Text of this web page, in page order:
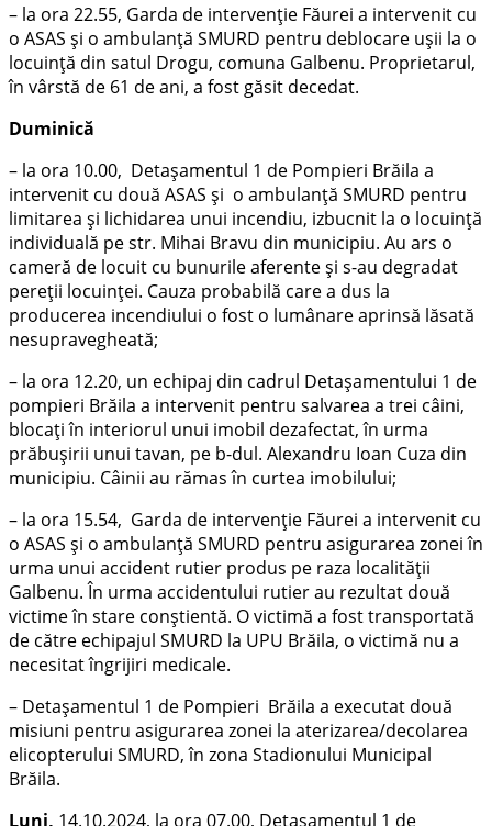
– la ora 22.55, Garda de intervenție Făurei a intervenit cu
o ASAS și o ambulanță SMURD pentru deblocare ușii la o
locuință din satul Drogu, comuna Galbenu. Proprietarul,
în vârstă de 61 de ani, a fost găsit decedat.
Duminică
– la ora 10.00, Detaşamentul 1 de Pompieri Brăila a
intervenit cu două ASAS și o ambulanță SMURD pentru
limitarea și lichidarea unui incendiu, izbucnit la o locuință
individuală pe str. Mihai Bravu din municipiu. Au ars o
cameră de locuit cu bunurile aferente și s-au degradat
pereții locuinței. Cauza probabilă care a dus la
producerea incendiului o fost o lumânare aprinsă lăsată
nesupravegheată;
– la ora 12.20, un echipaj din cadrul Detaşamentului 1 de
pompieri Brăila a intervenit pentru salvarea a trei câini,
blocați în interiorul unui imobil dezafectat, în urma
prăbușirii unui tavan, pe b-dul. Alexandru Ioan Cuza din
municipiu. Câinii au rămas în curtea imobilului;
– la ora 15.54, Garda de intervenție Făurei a intervenit cu
o ASAS și o ambulanță SMURD pentru asigurarea zonei în
urma unui accident rutier produs pe raza localității
Galbenu. În urma accidentului rutier au rezultat două
victime în stare conștientă. O victimă a fost transportată
de către echipajul SMURD la UPU Brăila, o victimă nu a
necesitat îngrijiri medicale.
– Detaşamentul 1 de Pompieri Brăila a executat două
misiuni pentru asigurarea zonei la aterizarea/decolarea
elicopterului SMURD, în zona Stadionului Municipal
Brăila.
Luni, 14.10.2024, la ora 07.00, Detaşamentul 1 de